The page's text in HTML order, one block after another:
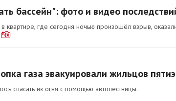
бассейн": фото и видео
квартире, где сегодня ночью произошёл взрыв,
газа эвакуировали жильцов
спасать из огня с помощью автолестницы.